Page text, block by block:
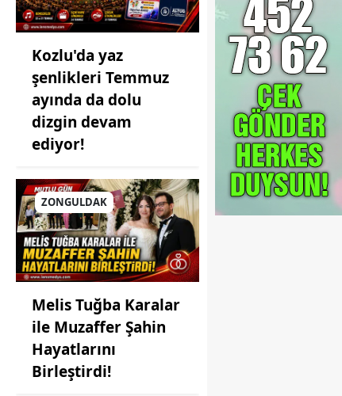
Kozlu'da yaz
şenlikleri Temmuz
ayında da dolu
dizgin devam
ediyor!
ZONGULDAK
Melis Tuğba Karalar
ile Muzaffer Şahin
Hayatlarını
Birleştirdi!